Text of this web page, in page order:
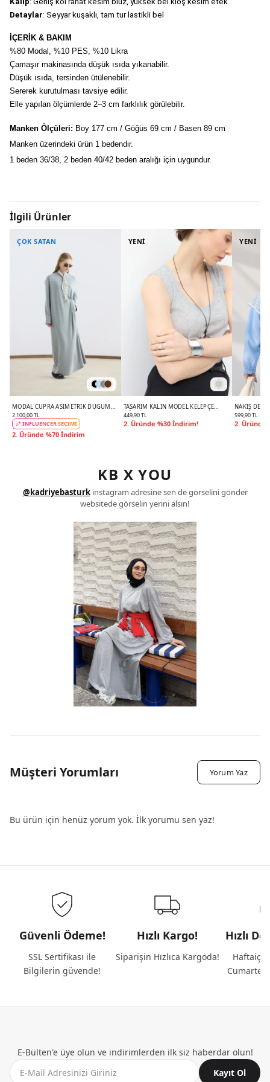
Detaylar: Seyyar kuşaklı, tam tur lastikli bel
İÇERİK & BAKIM
%80 Modal, %10 PES, %10 Likra
Çamaşır makinasında düşük ısıda yıkanabilir.
Düşük ısıda, tersinden ütülenebilir.
Sererek kurutulması tavsiye edilir.
Elle yapılan ölçümlerde 2–3 cm farklılık görülebilir.
Manken Ölçüleri: Boy 177 cm / Göğüs 69 cm / Basen 89 cm
Manken üzerindeki ürün 1 bedendir.
1 beden 36/38, 2 beden 40/42 beden aralığı için uygundur.
İlgili Ürünler
ÇOK SATAN
MODAL CUPRA ASIMETRIK DÜĞÜM
DETAYLI ELBISE GRI MELANJ
2.100,00 TL
INFLUENCER SEÇİMİ
2. Üründe %70 İndirim
YENİ
TASARIM KALIN MODEL KELEPÇE
GÜMÜŞ
449,90 TL
2. Üründe %30 İndirim!
YENİ
NAKIŞ
AKSESUARI
599,90 TL
2. Üründe
KB X YOU
@kadriyebasturk instagram adresine sen de görselini gönder
websitede görselin yerini alsın!
Müşteri Yorumları Yorum Yaz
Bu ürün için henüz yorum yok. İlk yorumu sen yaz!
Güvenli Ödeme!
SSL Sertifikası ile
Bilgilerin güvende!
Hızlı Kargo!
Siparişin Hızlıca Kargoda!
Hızlı
Haftaiçi
E-Bülten'e üye olun ve indirimlerden ilk siz haberdar olun!
Kayıt Ol